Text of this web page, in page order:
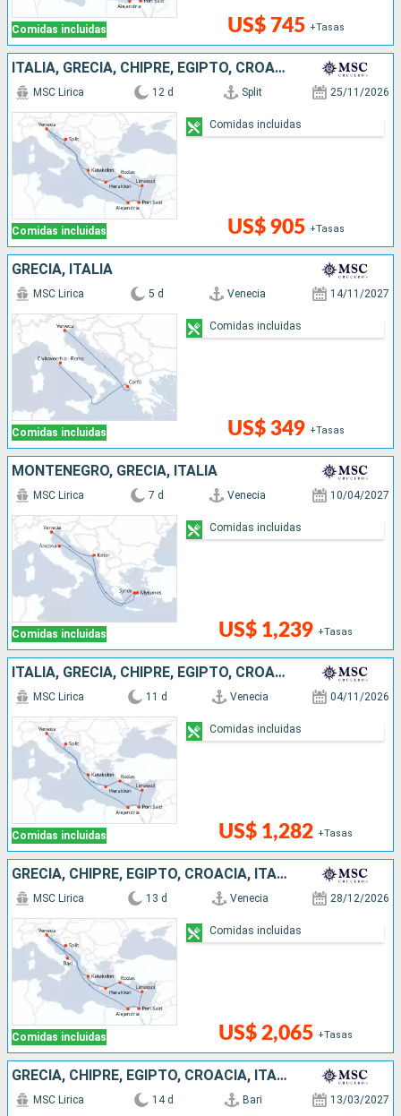
Comidas incluidas US$ 745 +Tasas
ITALIA, GRECIA, CHIPRE, EGIPTO, CROACIA
Comidas incluidas
MSC Lirica 12 d Split 25/11/2026
US$ 905 +Tasas
Comidas incluidas
GRECIA, ITALIA
Comidas incluidas
MSC Lirica 5 d Venecia 14/11/2027
US$ 349 +Tasas
Comidas incluidas
MONTENEGRO, GRECIA, ITALIA
Comidas incluidas
MSC Lirica 7 d Venecia 10/04/2027
US$ 1,239 +Tasas
Comidas incluidas
ITALIA, GRECIA, CHIPRE, EGIPTO, CROACIA
Comidas incluidas
MSC Lirica 11 d Venecia 04/11/2026
US$ 1,282 +Tasas
Comidas incluidas
GRECIA, CHIPRE, EGIPTO, CROACIA, ITALIA
Comidas incluidas
MSC Lirica 13 d Venecia 28/12/2026
US$ 2,065 +Tasas
Comidas incluidas
GRECIA, CHIPRE, EGIPTO, CROACIA, ITALIA
MSC Lirica 14 d Bari 13/03/2027